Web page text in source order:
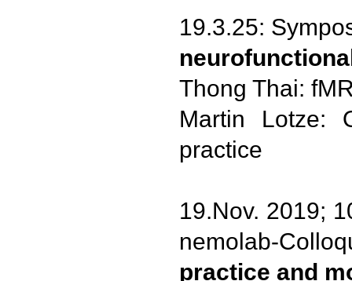
19.3.25:
Thong Thai:
Martin Lotze:
practice
19.Nov. 2019;
nemolab-
practice and